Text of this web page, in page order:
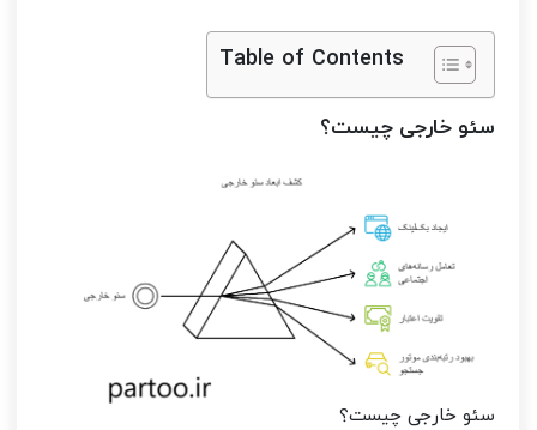
Table of Contents
سئو خارجی چیست؟
سئو خارجی چیست؟